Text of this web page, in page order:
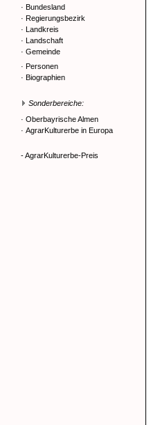
· Bundesland
· Regierungsbezirk
· Landkreis
· Landschaft
· Gemeinde
· Personen
· Biographien
Sonderbereiche:
· Oberbayrische Almen
· AgrarKulturerbe in Europa
- AgrarKulturerbe-Preis